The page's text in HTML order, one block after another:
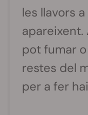
les llavors
apareixent.
pot fumar
restes del
per a fer